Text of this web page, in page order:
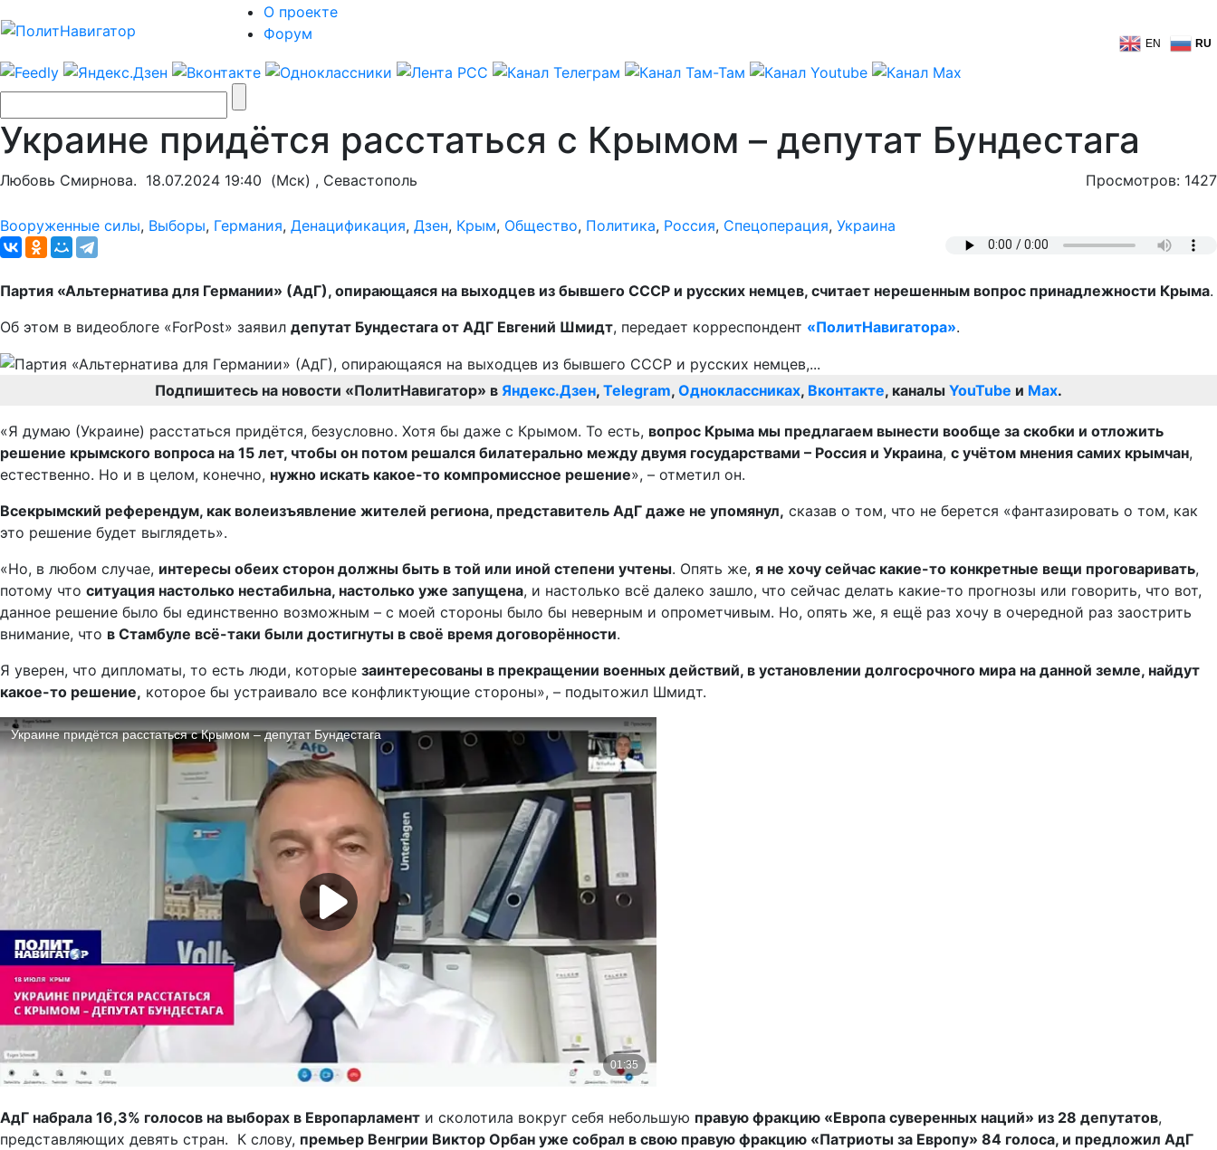
О проекте
Форум
EN RU
Украине придётся расстаться с Крымом – депутат Бундестага
Любовь Смирнова. 18.07.2024 19:40 (Мск) , Севастополь Просмотров: 1427
Вооруженные силы, Выборы, Германия, Денацификация, Дзен, Крым, Общество, Политика, Россия, Спецоперация, Украина
Партия «Альтернатива для Германии» (АдГ), опирающаяся на выходцев из бывшего СССР и русских немцев, считает нерешенным вопрос принадлежности Крыма.
Об этом в видеоблоге «ForPost» заявил депутат Бундестага от АДГ Евгений Шмидт, передает корреспондент «ПолитНавигатора».
Подпишитесь на новости «ПолитНавигатор» в Яндекс.Дзен, Telegram, Одноклассниках, Вконтакте, каналы YouTube и Max.
«Я думаю (Украине) расстаться придётся, безусловно. Хотя бы даже с Крымом. То есть, вопрос Крыма мы предлагаем вынести вообще за скобки и отложить
решение крымского вопроса на 15 лет, чтобы он потом решался билатерально между двумя государствами – Россия и Украина, с учётом мнения самих крымчан,
естественно. Но и в целом, конечно, нужно искать какое-то компромиссное решение», – отметил он.
Всекрымский референдум, как волеизъявление жителей региона, представитель АдГ даже не упомянул, сказав о том, что не берется «фантазировать о том, как
это решение будет выглядеть».
«Но, в любом случае, интересы обеих сторон должны быть в той или иной степени учтены. Опять же, я не хочу сейчас какие-то конкретные вещи проговаривать,
потому что ситуация настолько нестабильна, настолько уже запущена, и настолько всё далеко зашло, что сейчас делать какие-то прогнозы или говорить, что вот,
данное решение было бы единственно возможным – с моей стороны было бы неверным и опрометчивым. Но, опять же, я ещё раз хочу в очередной раз заострить
внимание, что в Стамбуле всё-таки были достигнуты в своё время договорённости.
Я уверен, что дипломаты, то есть люди, которые заинтересованы в прекращении военных действий, в установлении долгосрочного мира на данной земле, найдут
какое-то решение, которое бы устраивало все конфликтующие стороны», – подытожил Шмидт.
АдГ набрала 16,3% голосов на выборах в Европарламент и сколотила вокруг себя небольшую правую фракцию «Европа суверенных наций» из 28 депутатов,
представляющих девять стран. К слову, премьер Венгрии Виктор Орбан уже собрал в свою правую фракцию «Патриоты за Европу» 84 голоса, и предложил АдГ